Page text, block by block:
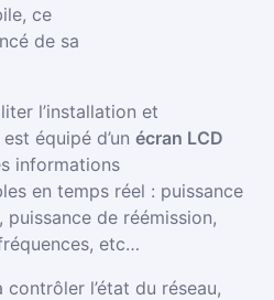
ce
de sa
l’installation et
équipé d’un écran LCD
informations
en temps réel : puissance
puissance de réémission,
etc…
contrôler l’état du réseau,